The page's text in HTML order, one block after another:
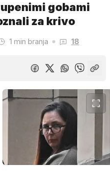
gobami
za krivo
1 min branja 18